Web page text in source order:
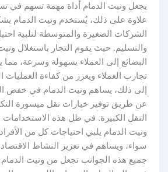
يجعل ونيت الدمام أداة مهمة تسهم في
علاوة على ذلك، يُستخدم ونيت الدمام
الشركات الصغيرة والمتوسطة لتلبية
والتسليم. حيث يقوم التجار باستغلال ونيت
البضائع إلى العملاء بسهولة وسرعة، مما
تجارب العملاء ويعزز من كفاءة العمليات
إلى ذلك، يساهم ونيت الدمام في خفض
عن طريق توفير خيارات نقل ميسورة
النقل الكبيرة. في ظل هذه الاستخدامات
ونيت الدمام يلبي احتياجات كل من
سواء، ويساهم في تعزيز النشاط
جميع هذه الجوانب تجعل من ونيت الدمام